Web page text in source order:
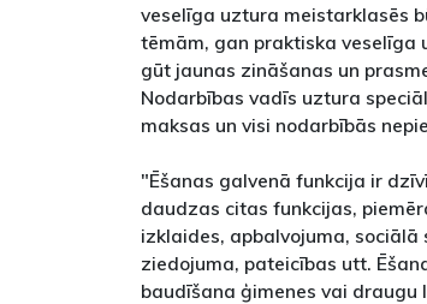
veselīga uztura meistarklasēs
tēmām, gan praktiska veselīga
gūt jaunas zināšanas un
Nodarbības vadīs uztura
maksas un visi nodarbībās
"Ēšanas galvenā funkcija ir
daudzas citas funkcijas,
izklaides, apbalvojuma,
ziedojuma, pateicības utt.
baudīšana ģimenes vai